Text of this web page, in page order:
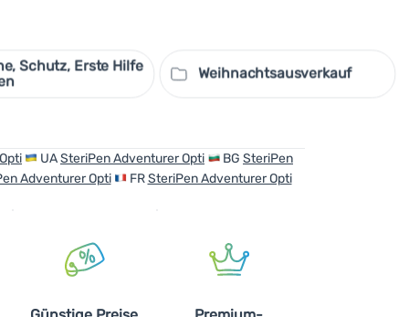
Schutz, Erste Hilfe Weihnachtsausverkauf
UASteriPen Adventurer Opti BG SteriPen
Adventurer Opti FRSteriPen Adventurer Opti